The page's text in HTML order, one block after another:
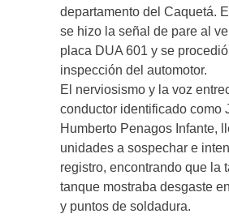
departamento del Caquetá.
se hizo la señal de pare al
placa DUA 601 y se
inspección del automotor.
El nerviosismo y la voz
conductor identificado como
Humberto Penagos Infante,
unidades a sospechar e
registro, encontrando que la
tanque mostraba desgaste
y puntos de soldadura.